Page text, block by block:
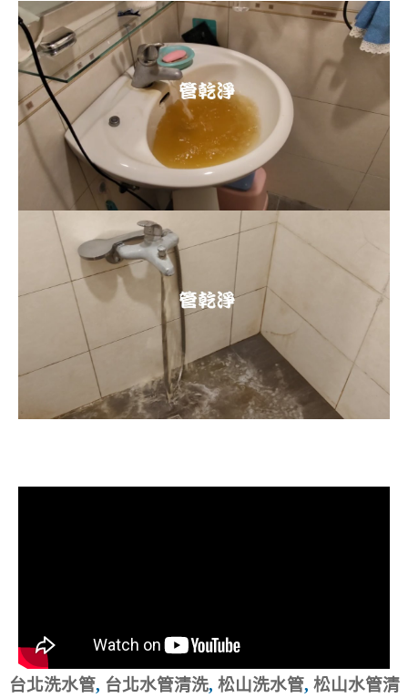
台北洗水管, 台北水管清洗, 松山洗水管, 松山水管清